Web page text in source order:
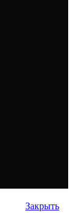
Закрыть